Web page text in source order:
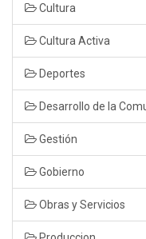
Cultura
Cultura Activa
Deportes
Desarrollo de la
Gestión
Gobierno
Obras y Servicios